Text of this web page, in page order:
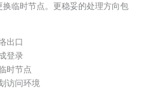
临时节点。更稳妥的处理方向包
出口
登录
时节点
访问环境